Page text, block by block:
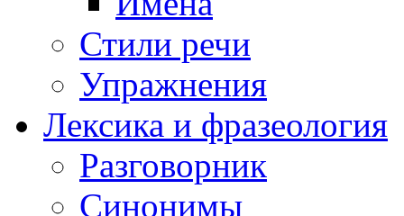
Стили речи
Упражнения
Лексика и фразеология
Разговорник
Синонимы